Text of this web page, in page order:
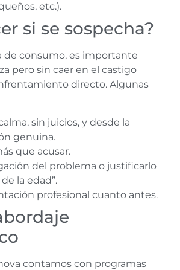
etc.).
si se sospecha?
de consumo, es importante
pero sin caer en el castigo
directo. Algunas
sin juicios, y desde la
genuina.
que acusar.
del problema o justificarlo
la edad”.
profesional cuanto antes.
contamos con programas